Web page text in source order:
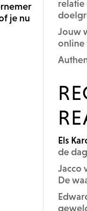
je nu
relatie
Jouw
online
Els
de dag
Jacco
De